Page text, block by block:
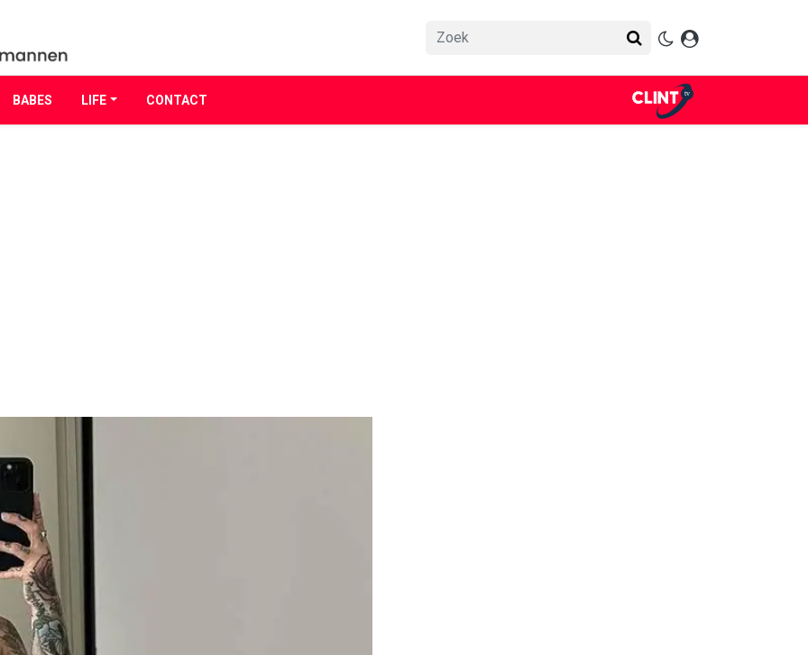
BABES LIFE CONTACT